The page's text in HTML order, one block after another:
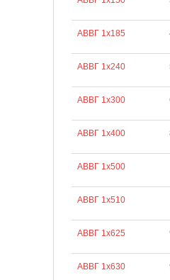
АВВГ 1х185
АВВГ 1х240
АВВГ 1х300
АВВГ 1х400
АВВГ 1х500
АВВГ 1х510
АВВГ 1х625
АВВГ 1х630